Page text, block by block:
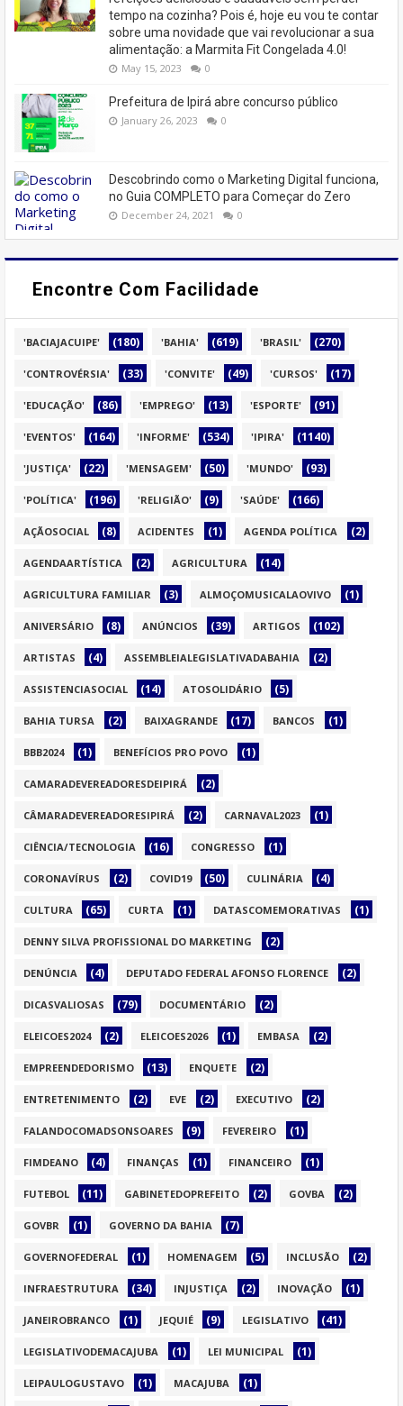
tempo na cozinha? Pois é, hoje eu vou te contar
sobre uma novidade que vai revolucionar a sua
alimentação: a Marmita Fit Congelada 4.0!
May 15, 2023 0
Prefeitura de Ipirá abre concurso público
January 26, 2023 0
Descobrindo como o Marketing Digital funciona,
no Guia COMPLETO para Começar do Zero
December 24, 2021 0
Encontre Com Facilidade
'BACIAJACUIPE' (180) 'BAHIA' (619) 'BRASIL' (270)
'CONTROVÉRSIA' (33) 'CONVITE' (49) 'CURSOS' (17)
'EDUCAÇÃO' (86) 'EMPREGO' (13) 'ESPORTE' (91)
'EVENTOS' (164) 'INFORME' (534) 'IPIRA' (1140)
'JUSTIÇA' (22) 'MENSAGEM' (50) 'MUNDO' (93)
'POLÍTICA' (196) 'RELIGIÃO' (9) 'SAÚDE' (166)
AÇÃOSOCIAL (8) ACIDENTES (1) AGENDA POLÍTICA (2)
AGENDAARTÍSTICA (2) AGRICULTURA (14)
AGRICULTURA FAMILIAR (3) ALMOÇOMUSICALAOVIVO (1)
ANIVERSÁRIO (8) ANÚNCIOS (39) ARTIGOS (102)
ARTISTAS (4) ASSEMBLEIALEGISLATIVADABAHIA (2)
ASSISTENCIASOCIAL (14) ATOSOLIDÁRIO (5)
BAHIA TURSA (2) BAIXAGRANDE (17) BANCOS (1)
BBB2024 (1) BENEFÍCIOS PRO POVO (1)
CAMARADEVEREADORESDEIPIRÁ (2)
CÂMARADEVEREADORESIPIRÁ (2) CARNAVAL2023 (1)
CIÊNCIA/TECNOLOGIA (16) CONGRESSO (1)
CORONAVÍRUS (2) COVID19 (50) CULINÁRIA (4)
CULTURA (65) CURTA (1) DATASCOMEMORATIVAS (1)
DENNY SILVA PROFISSIONAL DO MARKETING (2)
DENÚNCIA (4) DEPUTADO FEDERAL AFONSO FLORENCE (2)
DICASVALIOSAS (79) DOCUMENTÁRIO (2)
ELEICOES2024 (2) ELEICOES2026 (1) EMBASA (2)
EMPREENDEDORISMO (13) ENQUETE (2)
ENTRETENIMENTO (2) EVE (2) EXECUTIVO (2)
FALANDOCOMADSONSOARES (9) FEVEREIRO (1)
FIMDEANO (4) FINANÇAS (1) FINANCEIRO (1)
FUTEBOL (11) GABINETEDOPREFEITO (2) GOVBA (2)
GOVBR (1) GOVERNO DA BAHIA (7)
GOVERNOFEDERAL (1) HOMENAGEM (5) INCLUSÃO (2)
INFRAESTRUTURA (34) INJUSTIÇA (2) INOVAÇÃO (1)
JANEIROBRANCO (1) JEQUIÉ (9) LEGISLATIVO (41)
LEGISLATIVODEMACAJUBA (1) LEI MUNICIPAL (1)
LEIPAULOGUSTAVO (1) MACAJUBA (1)